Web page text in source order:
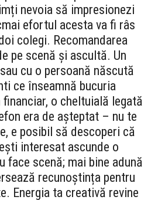
nevoia să impresionezi
efortul acesta va fi râs
colegi. Recomandarea
pe scenă și ascultă. Un
cu o persoană născută
ce înseamnă bucuria
o cheltuială legată
era de așteptat – nu te
e posibil să descoperi că
interesat ascunde o
face scenă; mai bine adună
recunoștința pentru
Energia ta creativă revine